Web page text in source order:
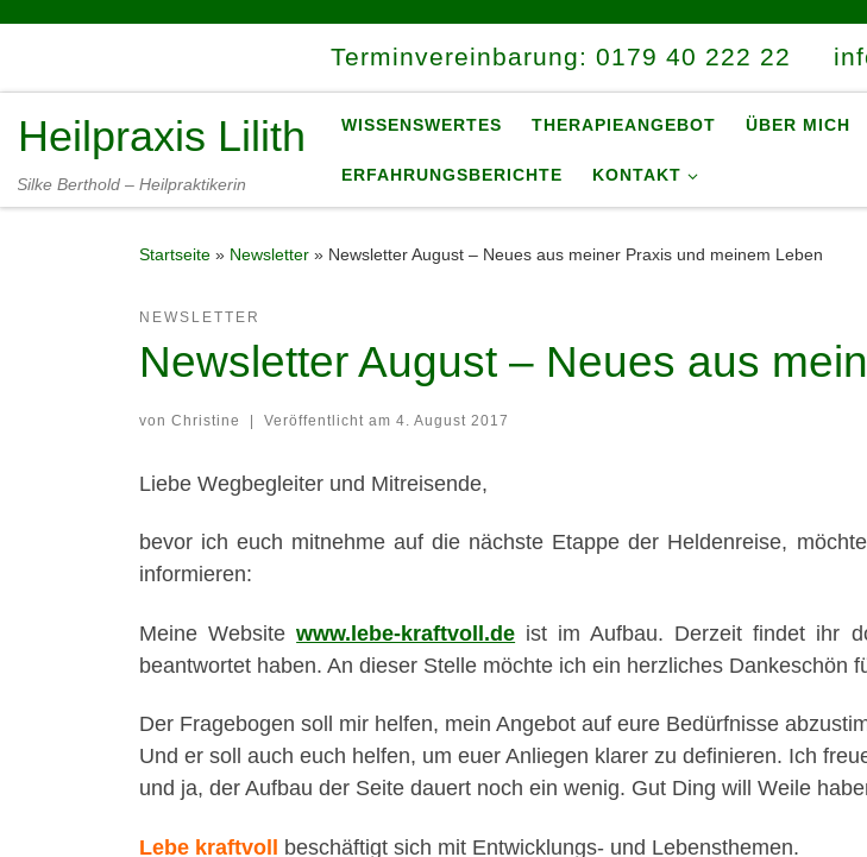
Terminvereinbarung: 0179 40 222 22
Heilpraxis Lilith
Silke Berthold – Heilpraktikerin
WISSENSWERTES THERAPIEANGEBOT ÜBER MICH
ERFAHRUNGSBERICHTE KONTAKT
Startseite » Newsletter » Newsletter August – Neues aus meiner Praxis und meinem Leben
NEWSLETTER
Newsletter August – Neues aus
von Christine | Veröffentlicht am 4. August 2017
Liebe Wegbegleiter und Mitreisende,
bevor ich euch mitnehme auf die nächste Etappe der Heldenreise,
informieren:
Meine Websitewww.lebe-kraftvoll.de ist im Aufbau. Derzeit findet ihr
beantwortet haben. An dieser Stelle möchte ich ein herzliches Dankeschön
Der Fragebogen soll mir helfen, mein Angebot auf eure Bedürfnisse
Und er soll auch euch helfen, um euer Anliegen klarer zu definieren. Ich
und ja, der Aufbau der Seite dauert noch ein wenig. Gut Ding will Weile
Lebe kraftvoll beschäftigt sich mit Entwicklungs- und Lebensthemen.